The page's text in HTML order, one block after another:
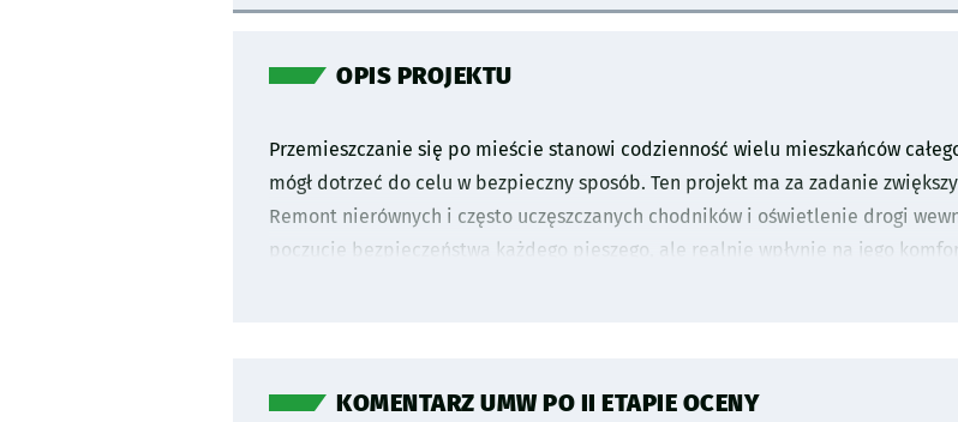
OPIS PROJEKTU
Przemieszczanie się po mieście stanowi codzienność wielu mieszkańców
mógł dotrzeć do celu w bezpieczny sposób. Ten projekt ma za zadanie
Remont nierównych i często uczęszczanych chodników i oświetlenie drogi
poczucie bezpieczeństwa każdego pieszego, ale realnie wpłynie na jego
KOMENTARZ UMW PO II ETAPIE OCENY